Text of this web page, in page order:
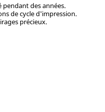
des années.
de cycle d'impression.
précieux.